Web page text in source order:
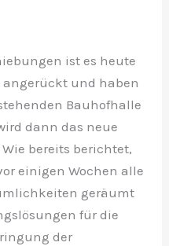
ist es heute
angerückt und haben
Bauhofhalle
dann das neue
bereits berichtet,
einigen Wochen alle
geräumt
für die
der